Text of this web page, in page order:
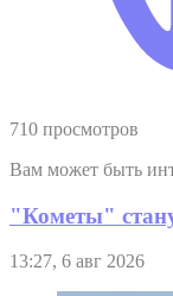
710 просмотров
Вам может быть
"Кометы"
13:27, 6 авг 2026